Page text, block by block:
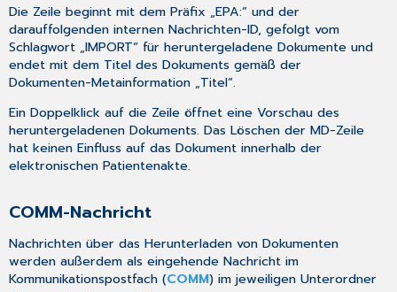
Die Zeile beginnt mit dem Präfix „EPA:“ und der
darauffolgenden internen Nachrichten-ID, gefolgt vom
Schlagwort „IMPORT“ für heruntergeladene Dokumente und
endet mit dem Titel des Dokuments gemäß der
Dokumenten-Metainformation „Titel“.
Ein Doppelklick auf die Zeile öffnet eine Vorschau des
heruntergeladenen Dokuments. Das Löschen der MD-Zeile
hat keinen Einfluss auf das Dokument innerhalb der
elektronischen Patientenakte.
COMM-Nachricht
Nachrichten über das Herunterladen von Dokumenten
werden außerdem als eingehende Nachricht im
Kommunikationspostfach (COMM) im jeweiligen Unterordner